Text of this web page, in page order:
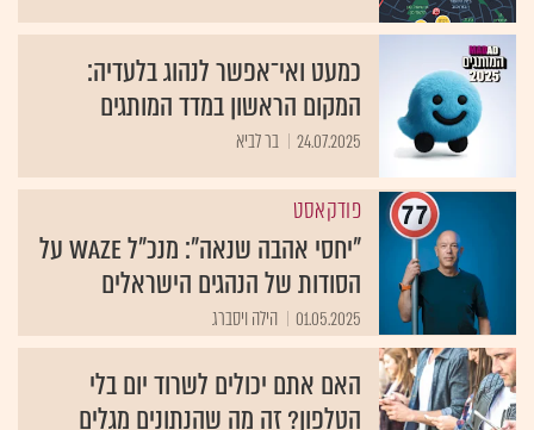
כמעט ואי־אפשר לנהוג בלעדיה:
המקום הראשון במדד המותגים
24.07.2025 בר לביא
פודקאסט
"יחסי אהבה שנאה": מנכ"ל Waze על
הסודות של הנהגים הישראלים
01.05.2025 הילה ויסברג
האם אתם יכולים לשרוד יום בלי
הטלפון? זה מה שהנתונים מגלים